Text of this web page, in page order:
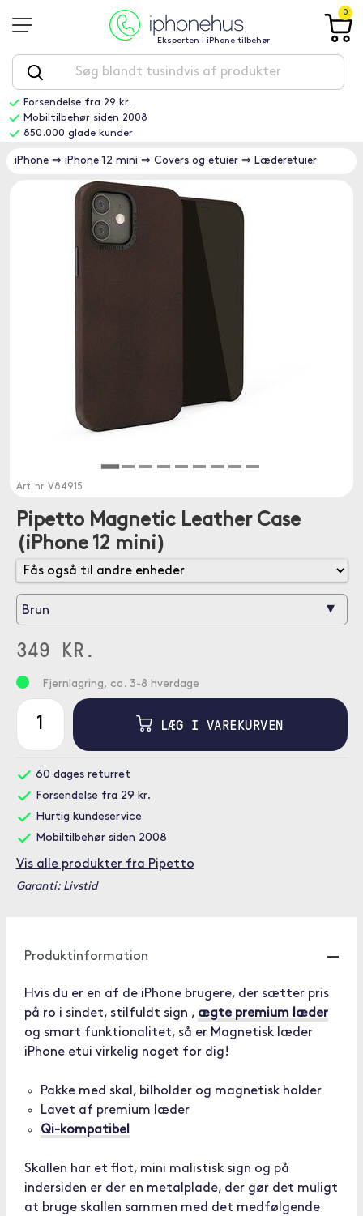
Eksperten i iPhone tilbehør
0
Forsendelse fra 29 kr.
Mobiltilbehør siden 2008
850.000 glade kunder
iPhone ⇒ iPhone 12 mini ⇒ Covers og etuier ⇒ Læderetuier
Art. nr. V84915
Pipetto Magnetic Leather Case
(iPhone 12 mini)
Brun ▾
349 KR.
Fjernlagring, ca. 3-8 hverdage
LÆG I VAREKURVEN
60 dages returret
Forsendelse fra 29 kr.
Hurtig kundeservice
Mobiltilbehør siden 2008
Vis alle produkter fra Pipetto
Garanti: Livstid
Produktinformation
Hvis du er en af de iPhone brugere, der sætter pris
på ro i sindet, stilfuldt sign , ægte premium læder
og smart funktionalitet, så er Magnetisk læder
iPhone etui virkelig noget for dig!
Pakke med skal, bilholder og magnetisk holder
Lavet af premium læder
Qi-kompatibel
Skallen har et flot, mini malistisk sign og på
indersiden er der en metalplade, der gør det muligt
at bruge skallen sammen med det medfølgende